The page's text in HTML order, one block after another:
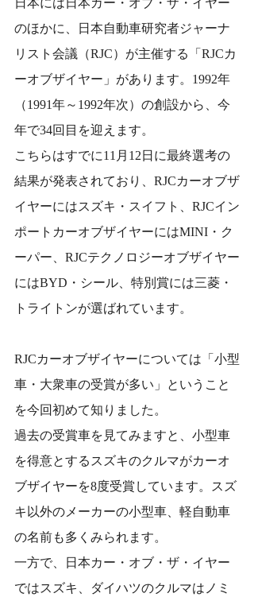
日本には日本カー・オブ・ザ・イヤー
のほかに、日本自動車研究者ジャーナ
リスト会議（RJC）が主催する「RJCカ
ーオブザイヤー」があります。1992年
（1991年～1992年次）の創設から、今
年で34回目を迎えます。
こちらはすでに11月12日に最終選考の
結果が発表されており、RJCカーオブザ
イヤーにはスズキ・スイフト、RJCイン
ポートカーオブザイヤーにはMINI・ク
ーパー、RJCテクノロジーオブザイヤー
にはBYD・シール、特別賞には三菱・
トライトンが選ばれています。
RJCカーオブザイヤーについては「小型
車・大衆車の受賞が多い」ということ
を今回初めて知りました。
過去の受賞車を見てみますと、小型車
を得意とするスズキのクルマがカーオ
ブザイヤーを8度受賞しています。スズ
キ以外のメーカーの小型車、軽自動車
の名前も多くみられます。
一方で、日本カー・オブ・ザ・イヤー
ではスズキ、ダイハツのクルマはノミ